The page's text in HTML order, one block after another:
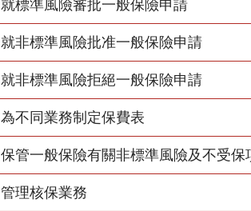
就標準風險審批一般保險申請
就非標準風險批准一般保險申請
就非標準風險拒絕一般保險申請
為不同業務制定保費表
保管一般保險有關非標準風險及不受保
管理核保業務